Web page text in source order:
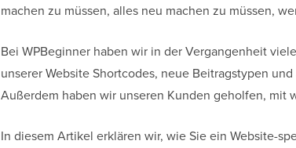
machen zu müssen, alles neu machen zu müssen,
Bei WPBeginner haben wir in der Vergangenheit
unserer Website Shortcodes, neue Beitragstypen
Außerdem haben wir unseren Kunden geholfen, mit
In diesem Artikel erklären wir, wie Sie ein Website-